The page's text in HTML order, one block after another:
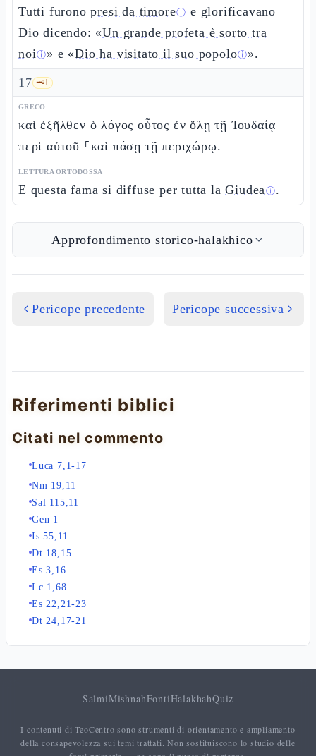
Tutti furonopresi da timoreⓘ e glorificavano
Dio dicendo: «Un grande profeta è sorto tra
noiⓘ» e «Dio ha visitato il suo popoloⓘ».
17 🗝️1
GRECO
καὶ ἐξῆλθεν ὁ λόγος οὗτος ἐν ὅλῃ τῇ Ἰουδαίᾳ
περὶ αὐτοῦ ⸀καὶ πάσῃ τῇ περιχώρῳ.
LETTURA ORTODOSSA
E questa fama si diffuse per tutta laGiudeaⓘ.
Approfondimento storico-halakhico
Pericope precedente Pericope successiva
Riferimenti biblici
Citati nel commento
Luca 7,1-17
Nm 19,11
Sal 115,11
Gen 1
Is 55,11
Dt 18,15
Es 3,16
Lc 1,68
Es 22,21-23
Dt 24,17-21
SalmiMishnahFontiHalakhahQuiz
I contenuti di TeoCentro sono strumenti di orientamento e ampliamento
della consapevolezza sui temi trattati. Non sostituiscono lo studio delle